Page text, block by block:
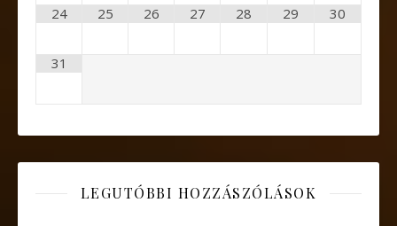
24 25 26 27 28 29 30
31
LEGUTÓBBI HOZZÁSZÓLÁSOK